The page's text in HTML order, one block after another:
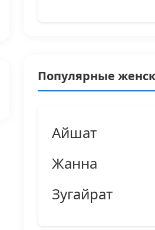
Популярные
Айшат
Жанна
Зугайрат